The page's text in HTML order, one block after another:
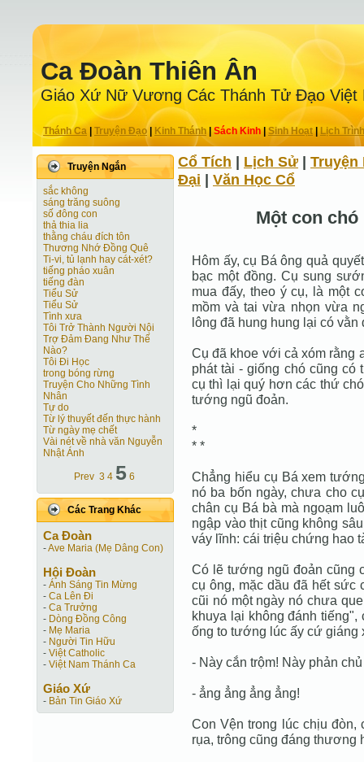
Ca Ðoàn Thiên Ân
Giáo Xứ Nữ Vương Các Thánh Tử Ðạo Việt
Thánh Ca Truyện Ðạo| Kinh Thánh Sách Kinh|Sinh Hoạt| Lịch Trình
Truyện Ngắn
sắc không
sáng trăng suông
số đông con
thả thia lia
thằng cháu đích tôn
Thương Nhớ Đồng Quê
Ti-vi, tủ lạnh hay cát-xét?
tiếng pháo xuân
tiếng đàn
Tiểu Sử
Tiểu Sử
Tình xưa
Tôi Trở Thành Người Nội
Trợ Ðảm Ðang Như Thế
Nào?
Tôi Đi Học
trong bóng rừng
Truyện Cho Những Tình
Nhân
Tự do
Từ lý thuyết đến thực hành
Từ ngày mẹ chết
Vài nét về nhà văn Nguyễn
Nhật Ánh
Prev 3 4 5 6
Các Trang Khác
Ca Ðoàn
-Ave Maria (Mẹ Dâng Con)
Hội Ðoàn
- Ánh Sáng Tin Mừng
- Ca Lên Đi
- Ca Trưởng
- Dòng Đồng Công
- Mẹ Maria
- Người Tin Hữu
- Việt Catholic
- Việt Nam Thánh Ca
Giáo Xứ
- Bản Tin Giáo Xứ
Cổ Tích Lịch Sử
Truyện
Ðại
Văn Học Cổ
Một con
Hôm ấy, cụ Bá ông quả
bạc một đồng. Cụ sung
mua đấy, theo ý cụ, là một
mồm và tai vừa nhọn vừa
lông đã hung hung lại có
Cụ đã khoe với cả xóm rằng
phát tài - giống chó cũng
cụ thì lại quý hơn các thứ
tướng ngũ đoản.
*
* *
Chẳng hiểu cụ Bá xem
nó ba bốn ngày, chưa cho
chân cụ Bá bà mà ngoạm
ngập vào thịt cũng không
váy lĩnh: cái triệu chứng hao
Có lẽ tướng ngũ đoản cũng
cụ ông, mặc dầu đã hết sức
cũi nó một ngày nó chưa
khuya lại không đánh
ống to tướng lúc ấy cứ
- Này cắn trộm! Này phản
- ẳng ẳng ẳng ẳng!
Con Vện trong lúc chịu đòn,
rụa, trông cũng đáng thương